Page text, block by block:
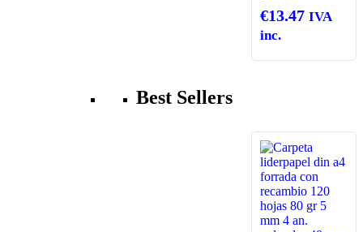
€13.47 IVA
inc.
Best Sellers